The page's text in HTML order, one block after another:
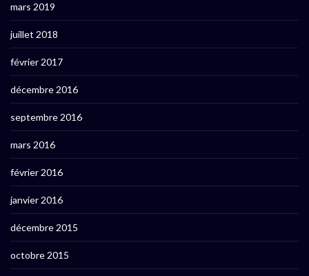
mars 2019
juillet 2018
février 2017
décembre 2016
septembre 2016
mars 2016
février 2016
janvier 2016
décembre 2015
octobre 2015